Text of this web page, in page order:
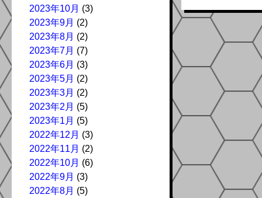
2023年10月 (3)
2023年9月 (2)
2023年8月 (2)
2023年7月 (7)
2023年6月 (3)
2023年5月 (2)
2023年3月 (2)
2023年2月 (5)
2023年1月 (5)
2022年12月 (3)
2022年11月 (2)
2022年10月 (6)
2022年9月 (3)
2022年8月 (5)